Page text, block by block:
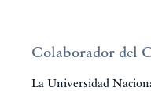
Colaborador del
La Universidad